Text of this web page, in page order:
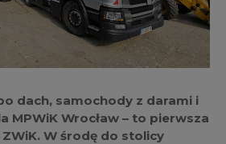
dach, samochody z darami i
MPWiK Wrocław – to pierwsza
W środę do stolicy